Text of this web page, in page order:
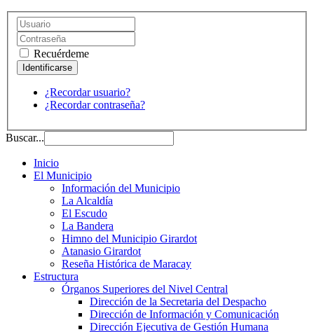
Recuérdeme
¿Recordar usuario?
¿Recordar contraseña?
Buscar...
Inicio
El Municipio
Información del Municipio
La Alcaldía
El Escudo
La Bandera
Himno del Municipio Girardot
Atanasio Girardot
Reseña Histórica de Maracay
Estructura
Órganos Superiores del Nivel Central
Dirección de la Secretaria del Despacho
Dirección de Información y Comunicación
Dirección Ejecutiva de Gestión Humana